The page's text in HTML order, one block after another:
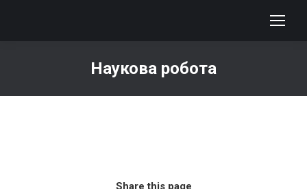
Наукова робота
Share this page